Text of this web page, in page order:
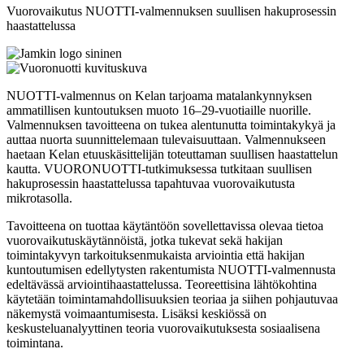
Vuorovaikutus NUOTTI-valmennuksen suullisen hakuprosessin
haastattelussa
NUOTTI-valmennus on Kelan tarjoama matalankynnyksen
ammatillisen kuntoutuksen muoto 16–29-vuotiaille nuorille.
Valmennuksen tavoitteena on tukea alentunutta toimintakykyä ja
auttaa nuorta suunnittelemaan tulevaisuuttaan. Valmennukseen
haetaan Kelan etuuskäsittelijän toteuttaman suullisen haastattelun
kautta. VUORONUOTTI-tutkimuksessa tutkitaan suullisen
hakuprosessin haastattelussa tapahtuvaa vuorovaikutusta
mikrotasolla.
Tavoitteena on tuottaa käytäntöön sovellettavissa olevaa tietoa
vuorovaikutuskäytännöistä, jotka tukevat sekä hakijan
toimintakyvyn tarkoituksenmukaista arviointia että hakijan
kuntoutumisen edellytysten rakentumista NUOTTI-valmennusta
edeltävässä arviointihaastattelussa. Teoreettisina lähtökohtina
käytetään toimintamahdollisuuksien teoriaa ja siihen pohjautuvaa
näkemystä voimaantumisesta. Lisäksi keskiössä on
keskusteluanalyyttinen teoria vuorovaikutuksesta sosiaalisena
toimintana.